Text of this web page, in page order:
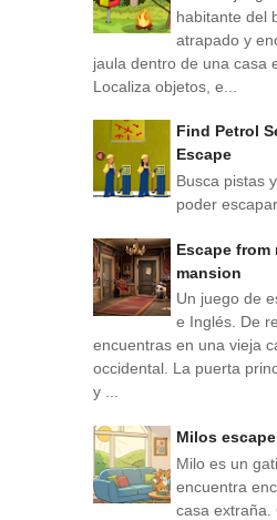
habitante del
atrapado y
jaula dentro de una casa
Localiza objetos, e...
Find Petrol
Escape
Busca pistas
poder escapar.
Escape from
mansion
Un juego de
e Inglés. De
encuentras en una vieja
occidental. La puerta
y ...
Milos escape
Milo es un
encuentra
casa extraña.